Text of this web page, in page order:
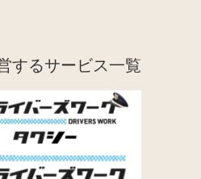
するサービス一覧